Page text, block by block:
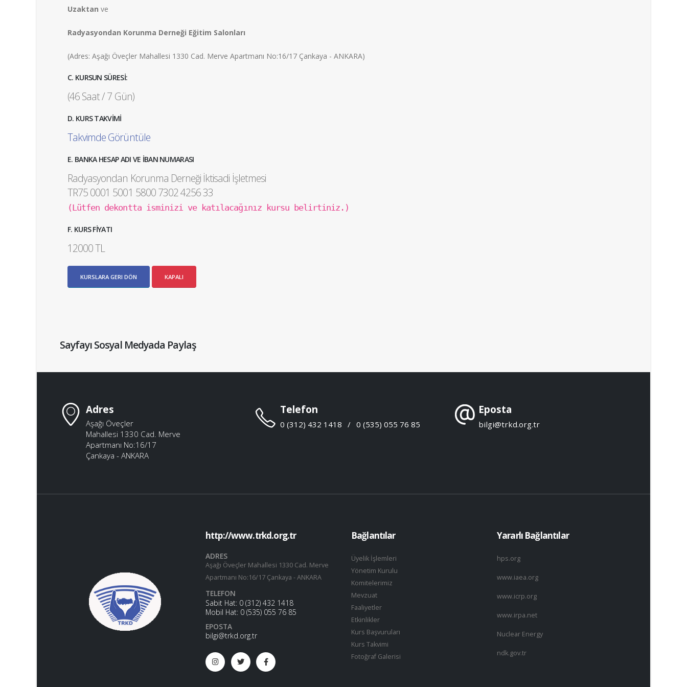
Uzaktan ve
Radyasyondan Korunma Derneği Eğitim Salonları
(Adres: Aşağı Öveçler Mahallesi 1330 Cad. Merve Apartmanı No:16/17 Çankaya - ANKARA)
C. KURSUN SÜRESİ:
(46 Saat / 7 Gün)
D. KURS TAKVİMİ
Takvimde Görüntüle
E. BANKA HESAP ADI VE İBAN NUMARASI
Radyasyondan Korunma Derneği İktisadi İşletmesi
TR75 0001 5001 5800 7302 4256 33
(Lütfen dekontta isminizi ve katılacağınız kursu belirtiniz.)
F. KURS FİYATI
12000 TL
KURSLARA GERI DÖN KAPALI
Sayfayı Sosyal Medyada Paylaş
Adres
Aşağı Öveçler
Mahallesi 1330 Cad. Merve
Apartmanı No:16/17
Çankaya - ANKARA
Telefon
0 (312) 432 1418 / 0 (535) 055 76 85
Eposta
bilgi@trkd.org.tr
http://www.trkd.org.tr
ADRES
Aşağı Öveçler Mahallesi 1330 Cad. Merve
Apartmanı No:16/17 Çankaya - ANKARA
TELEFON
Sabit Hat: 0 (312) 432 1418
Mobil Hat: 0 (535) 055 76 85
EPOSTA
bilgi@trkd.org.tr
Bağlantılar
Üyelik İşlemleri
Yönetim Kurulu
Komitelerimiz
Mevzuat
Faaliyetler
Etkinlikler
Kurs Başvuruları
Kurs Takvimi
Fotoğraf Galerisi
Yararlı Bağlantılar
hps.org
www.iaea.org
www.icrp.org
www.irpa.net
Nuclear Energy
ndk.gov.tr